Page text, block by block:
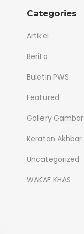
Categories
Artikel
Berita
Buletin PWS
Featured
Gallery Gambar
Keratan Akhbar
Uncategorized
WAKAF KHAS